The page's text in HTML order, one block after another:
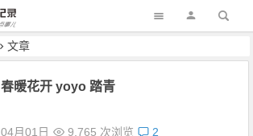
文章
春暖花开 yoyo 踏青
04月01日 9,765 次浏览 2